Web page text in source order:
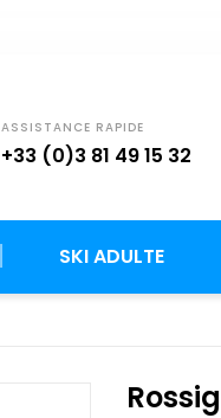
ASSISTANCE RAPIDE
+33 (0)3 81 49 15 32
SKI ADULTE